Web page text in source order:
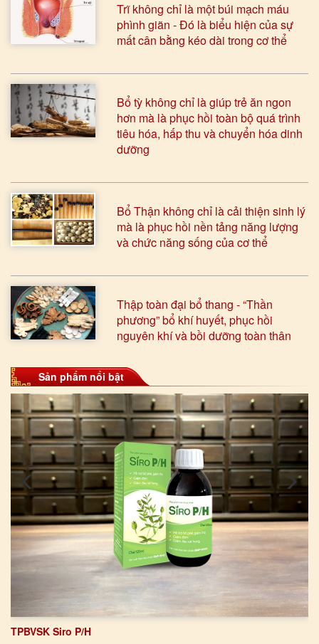
Trĩ không chỉ là một búi mạch máu
phình giãn - Đó là biểu hiện của sự
mất cân bằng kéo dài trong cơ thể
Bổ tỳ không chỉ là giúp trẻ ăn ngon
hơn mà là phục hồi toàn bộ quá trình
tiêu hóa, hấp thu và chuyển hóa dinh
dưỡng
Bổ Thận không chỉ là cải thiện sinh lý
mà là phục hồi nền tảng năng lượng
và chức năng sống của cơ thể
Thập toàn đại bổ thang - “Thần
phương” bổ khí huyết, phục hồi
nguyên khí và bồi dưỡng toàn thân
Sản phẩm nổi bật
TPBVSK Siro P/H